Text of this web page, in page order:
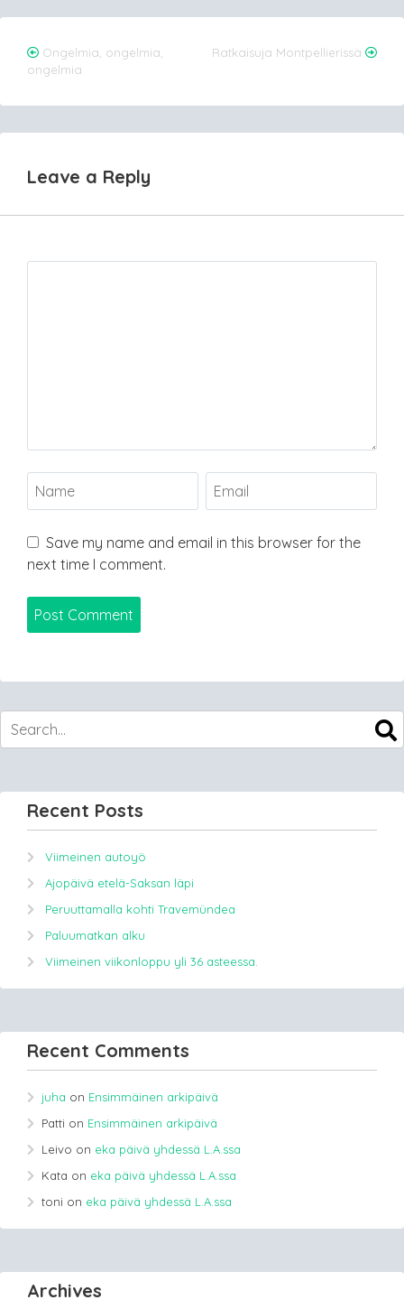
Post
navigation
Ongelmia, ongelmia,
ongelmia
Ratkaisuja Montpellierissä
Leave a Reply
Save my name and email in this browser for the
next time I comment.
Recent Posts
Viimeinen autoyö
Ajopäivä etelä-Saksan läpi
Peruuttamalla kohti Travemündea
Paluumatkan alku
Viimeinen viikonloppu yli 36 asteessa.
Recent Comments
juha on Ensimmäinen arkipäivä
Patti on Ensimmäinen arkipäivä
Leivo on eka päivä yhdessä L.A.ssa
Kata on eka päivä yhdessä L.A.ssa
toni on eka päivä yhdessä L.A.ssa
Archives